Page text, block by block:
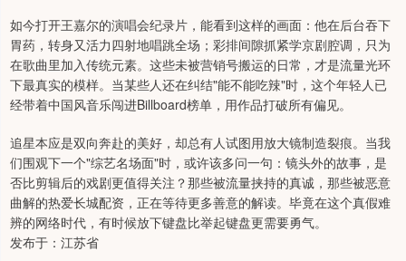
如今打开王嘉尔的演唱会纪录片，能看到这样的画面：他在后台吞下
胃药，转身又活力四射地唱跳全场；彩排间隙抓紧学京剧腔调，只为
在歌曲里加入传统元素。这些未被营销号搬运的日常，才是流量光环
下最真实的模样。当某些人还在纠结"能不能吃辣"时，这个年轻人已
经带着中国风音乐闯进Billboard榜单，用作品打破所有偏见。
追星本应是双向奔赴的美好，却总有人试图用放大镜制造裂痕。当我
们围观下一个"综艺名场面"时，或许该多问一句：镜头外的故事，是
否比剪辑后的戏剧更值得关注？那些被流量挟持的真诚，那些被恶意
曲解的热爱长城配资，正在等待更多善意的解读。毕竟在这个真假难
辨的网络时代，有时候放下键盘比举起键盘更需要勇气。
发布于：江苏省